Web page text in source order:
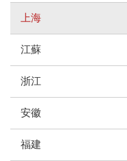
上海
江蘇
浙江
安徽
福建